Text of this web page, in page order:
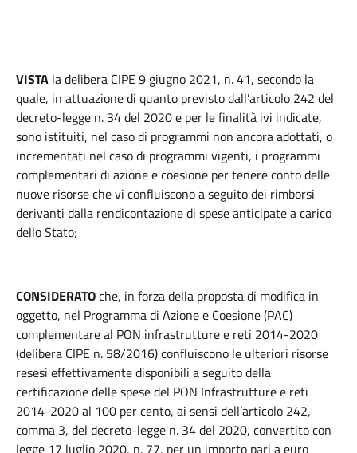
VISTA la delibera CIPE 9 giugno 2021, n. 41, secondo la
quale, in attuazione di quanto previsto dall’articolo 242 del
decreto-legge n. 34 del 2020 e per le finalità ivi indicate,
sono istituiti, nel caso di programmi non ancora adottati, o
incrementati nel caso di programmi vigenti, i programmi
complementari di azione e coesione per tenere conto delle
nuove risorse che vi confluiscono a seguito dei rimborsi
derivanti dalla rendicontazione di spese anticipate a carico
dello Stato;
CONSIDERATOche, in forza della proposta di modifica in
oggetto, nel Programma di Azione e Coesione (PAC)
complementare al PON infrastrutture e reti 2014-2020
(delibera CIPE n. 58/2016) confluiscono le ulteriori risorse
resesi effettivamente disponibili a seguito della
certificazione delle spese del PON Infrastrutture e reti
2014-2020 al 100 per cento, ai sensi dell’articolo 242,
comma 3, del decreto-legge n. 34 del 2020, convertito con
legge 17 luglio 2020, n. 77, per un importo pari a euro